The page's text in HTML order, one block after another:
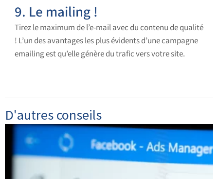
9. Le mailing !
Tirez le maximum de l’e-mail avec du contenu de qualité
! L’un des avantages les plus évidents d’une campagne
emailing est qu’elle génère du trafic vers votre site.
D'autres conseils